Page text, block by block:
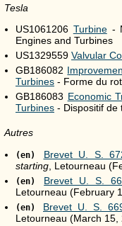
Tesla
US1061206 Turbine-
Engines and Turbines
US1329559 Valvular
GB186082
Turbines - Forme du
GB186083 Economic
Turbines - Dispositif de
Autres
(en) Brevet U. S.
starting , Letourneau
(en) Brevet U. S.
Letourneau (February
(en) Brevet U. S.
Letourneau (March 15,